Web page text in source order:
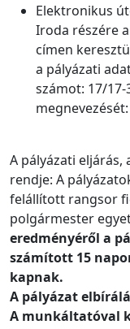
Elektronikus
Iroda részére
címen
a pályázati
számot: 17/
A pályázati eljárás,
rendje: A
felállított rangsor
polgármester
eredményéről a
számított 15
kapnak.
A pályázat
A munkáltatóval